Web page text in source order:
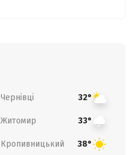
Чернівці 32°
Житомир 33°
Кропивницький 38°